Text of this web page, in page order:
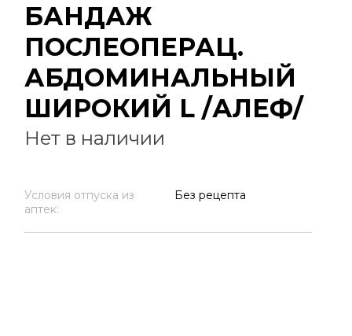
БАНДАЖ
ПОСЛЕОПЕРАЦ.
АБДОМИНАЛЬНЫЙ
ШИРОКИЙ L /АЛЕФ/
Нет в наличии
Условия отпуска из
аптек:
Без рецепта